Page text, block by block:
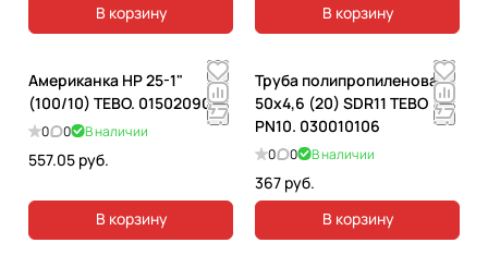
В корзину
В корзину
Американка НР 25-1"
(100/10) TEBO. 015020906
0 0 В наличии
557.05 руб.
В корзину
Труба полипропиленовая
50х4,6 (20) SDR11 TEBO
PN10. 030010106
0 0 В наличии
367 руб.
В корзину